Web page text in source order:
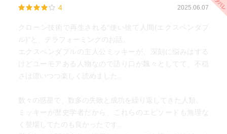
4 2025.06.07
クローン技術で再生される“使い捨て人間(エクスペンダブ
ル)”と、テラフォーミングのお話。
エクスペンダブルの主人公ミッキーが、深刻に悩みはする
けどユーモアある人物なので語り口が飄々としてて、不穏
さは漂いつつ楽しく読めました。
数々の惑星で、数多の失敗と成功を繰り返してきた人類。
ミッキーが歴史学者だから、これらのエピソードも無理な
く登場してたのも良かったです。